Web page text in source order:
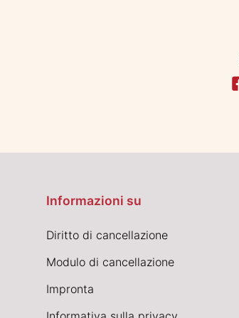
Informazioni su
Diritto di cancellazione
Modulo di cancellazione
Impronta